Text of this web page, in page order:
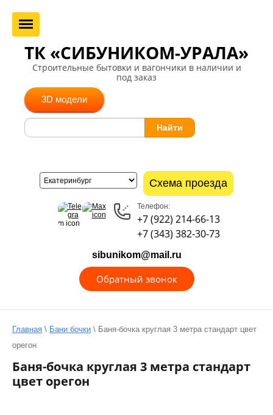
ТК «СИБУНИКОМ-УРАЛА»
Строительные бытовки и вагончики в наличии и
под заказ
3D модели
Найти
Схема проезда
Телефон:
+7 (922) 214-66-13
+7 (343) 382-30-73
sibunikom@mail.ru
Обратный звонок
Главная \ Бани бочки \ Баня-бочка круглая 3 метра стандарт цвет
орегон
Баня-бочка круглая 3 метра стандарт
цвет орегон